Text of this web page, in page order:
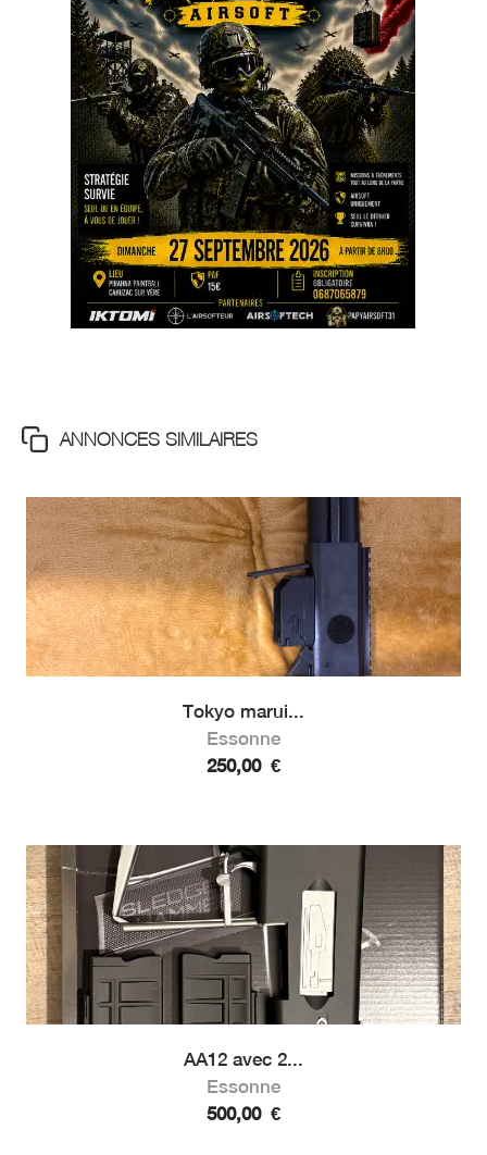
ANNONCES SIMILAIRES
Tokyo marui...
Essonne
250,00 €
AA12 avec 2...
Essonne
500,00 €